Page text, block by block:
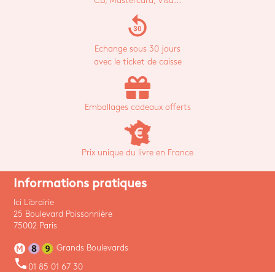
replay_30
Echange sous 30 jours
avec le ticket de caisse
Emballages cadeaux offerts
Prix unique du livre en France
Informations pratiques
Ici Librairie
25 Boulevard Poissonnière
75002 Paris
Grands Boulevards
phone 01 85 01 67 30